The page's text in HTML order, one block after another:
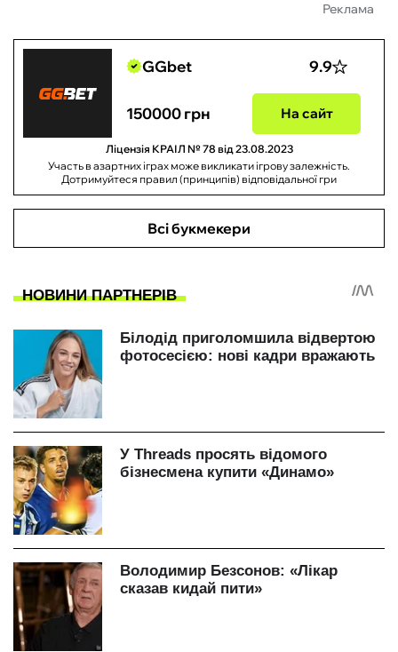
Реклама
GGbet 9.9
150000 грн На сайт
Ліцензія КРАІЛ № 78 від 23.08.2023
Участь в азартних іграх може викликати ігрову залежність.
Дотримуйтеся правил (принципів) відповідальної гри
Всі букмекери